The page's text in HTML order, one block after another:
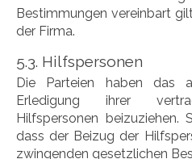
Bestimmungen vereinbart
der Firma.
5.3. Hilfspersonen
Die Parteien haben das
Erledigung ihrer
Hilfspersonen beizuziehen.
dass der Beizug der
zwingenden gesetzlichen